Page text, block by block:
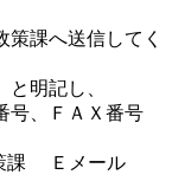
課へ送信してく
明記し、
号、ＦＡＸ番号
課 Ｅメール